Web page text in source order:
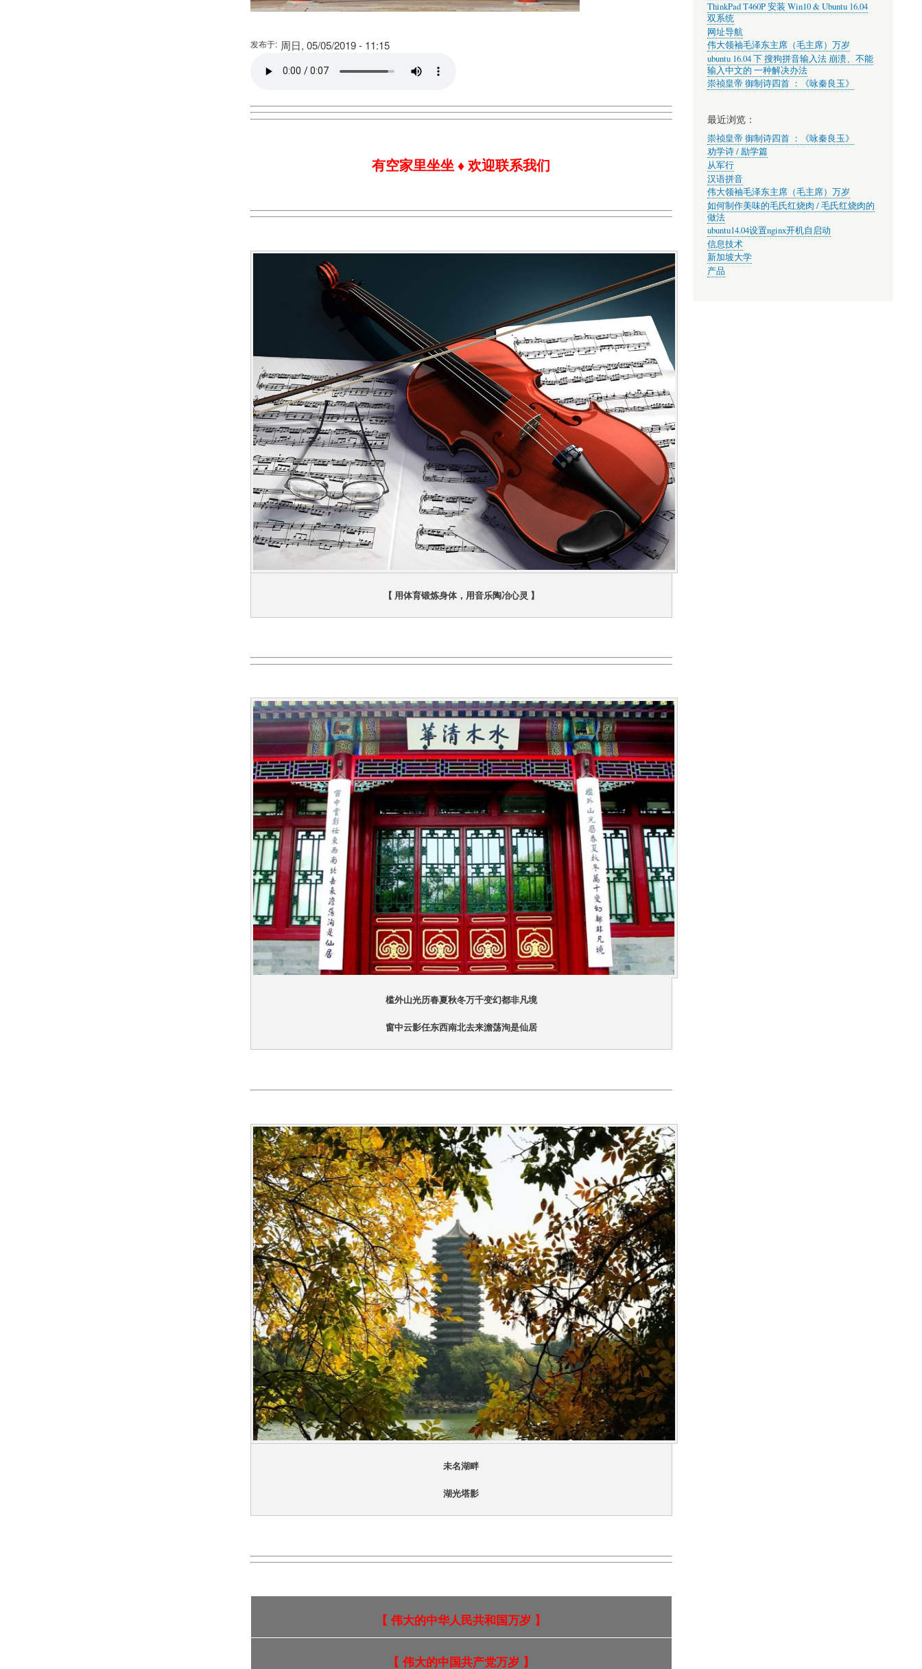
发布于 周日, 05/05/2019 - 11:15
有空家里坐坐 ♦ 欢迎联系我们
【 用体育锻炼身体，用音乐陶冶心灵 】
槛外山光历春夏秋冬万千变幻都非凡境
窗中云影任东西南北去来澹荡洵是仙居
未名湖畔
湖光塔影
【 伟大的中华人民共和国万岁 】
【 伟大的中国共产党万岁 】
ThinkPad T460P 安装 Win10 & Ubuntu 16.04
双系统
网址导航
伟大领袖毛泽东主席（毛主席）万岁
ubuntu 16.04 下 搜狗拼音输入法 崩溃、不能
输入中文的 一种解决办法
崇祯皇帝 御制诗四首 ：《咏秦良玉》
最近浏览：
崇祯皇帝 御制诗四首 ：《咏秦良玉》
劝学诗 / 励学篇
从军行
汉语拼音
伟大领袖毛泽东主席（毛主席）万岁
如何制作美味的毛氏红烧肉 / 毛氏红烧肉的
做法
ubuntu14.04设置nginx开机自启动
信息技术
新加坡大学
产品